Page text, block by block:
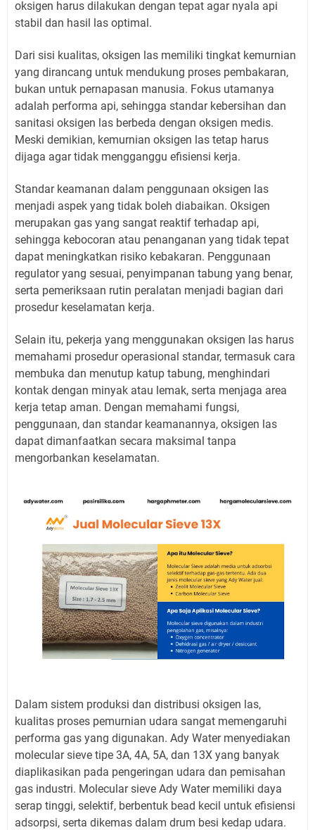
oksigen harus dilakukan dengan tepat agar nyala api
stabil dan hasil las optimal.
Dari sisi kualitas, oksigen las memiliki tingkat kemurnian
yang dirancang untuk mendukung proses pembakaran,
bukan untuk pernapasan manusia. Fokus utamanya
adalah performa api, sehingga standar kebersihan dan
sanitasi oksigen las berbeda dengan oksigen medis.
Meski demikian, kemurnian oksigen las tetap harus
dijaga agar tidak mengganggu efisiensi kerja.
Standar keamanan dalam penggunaan oksigen las
menjadi aspek yang tidak boleh diabaikan. Oksigen
merupakan gas yang sangat reaktif terhadap api,
sehingga kebocoran atau penanganan yang tidak tepat
dapat meningkatkan risiko kebakaran. Penggunaan
regulator yang sesuai, penyimpanan tabung yang benar,
serta pemeriksaan rutin peralatan menjadi bagian dari
prosedur keselamatan kerja.
Selain itu, pekerja yang menggunakan oksigen las harus
memahami prosedur operasional standar, termasuk cara
membuka dan menutup katup tabung, menghindari
kontak dengan minyak atau lemak, serta menjaga area
kerja tetap aman. Dengan memahami fungsi,
penggunaan, dan standar keamanannya, oksigen las
dapat dimanfaatkan secara maksimal tanpa
mengorbankan keselamatan.
Dalam sistem produksi dan distribusi oksigen las,
kualitas proses pemurnian udara sangat memengaruhi
performa gas yang digunakan. Ady Water menyediakan
molecular sieve tipe 3A, 4A, 5A, dan 13X yang banyak
diaplikasikan pada pengeringan udara dan pemisahan
gas industri. Molecular sieve Ady Water memiliki daya
serap tinggi, selektif, berbentuk bead kecil untuk efisiensi
adsorpsi, serta dikemas dalam drum besi kedap udara.